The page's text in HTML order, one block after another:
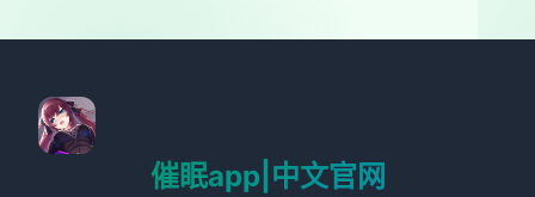
催眠app|中文官网